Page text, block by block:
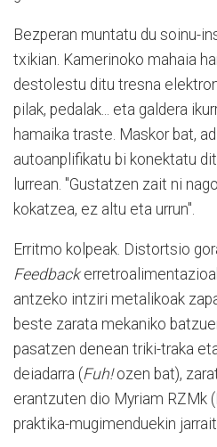
Bezperan muntatu du soinu-
txikian. Kamerinoko mahaia
destolestu ditu tresna
pilak, pedalak... eta galdera
hamaika traste. Maskor bat,
autoanplifikatu bi konektatu
lurrean. "Gustatzen zait ni
kokatzea, ez altu eta urrun".
Erritmo kolpeak. Distortsio
Feedback
antzeko intziri metalikoak
beste zarata mekaniko
pasatzen denean triki-traka
deiadarra (Fuh!ozen bat),
erantzuten dio Myriam RZMk
praktika-mugimenduekin